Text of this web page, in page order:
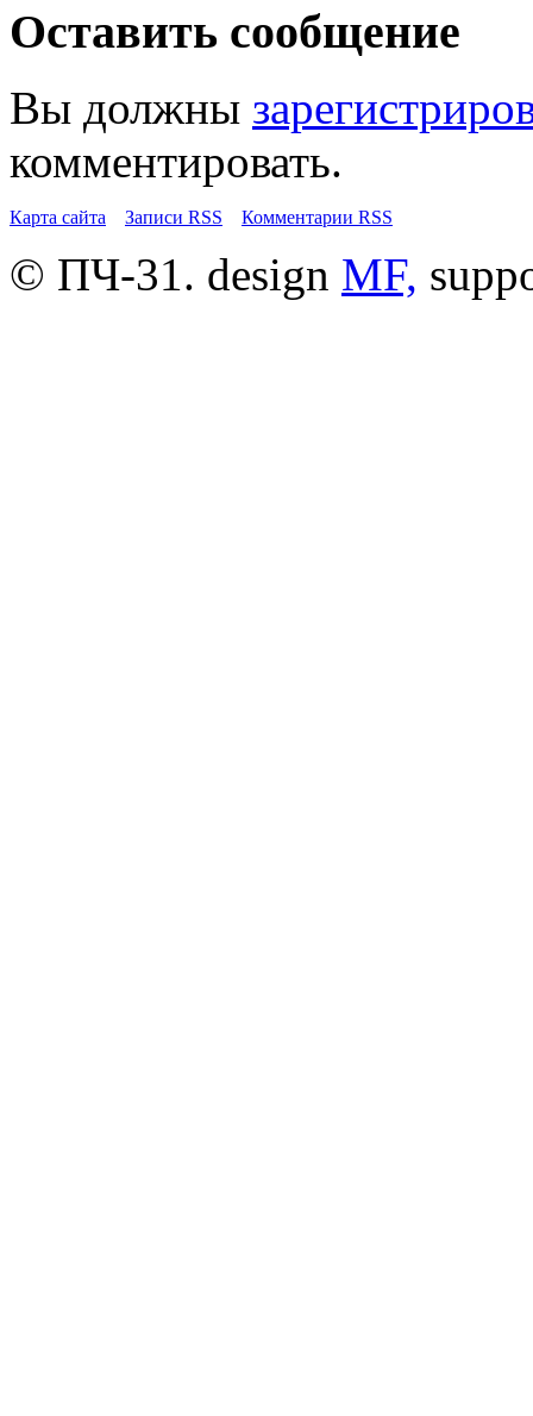
Оставить сообщение
Вы должны
комментировать.
Карта сайта Записи RSS Комментарии RSS
© ПЧ-31. design MF,